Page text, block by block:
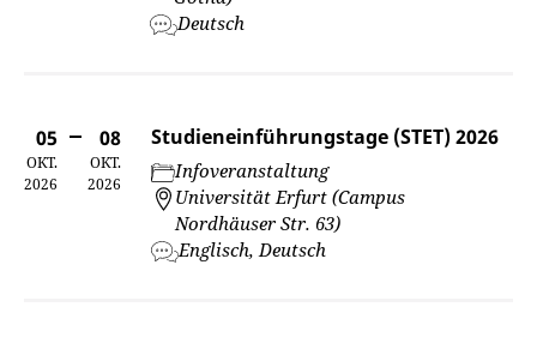
Deutsch
05
OKT.
2026
08
OKT.
2026
Studieneinführungstage (STET) 2026
Infoveranstaltung
Universität Erfurt (Campus
Nordhäuser Str. 63)
Englisch, Deutsch